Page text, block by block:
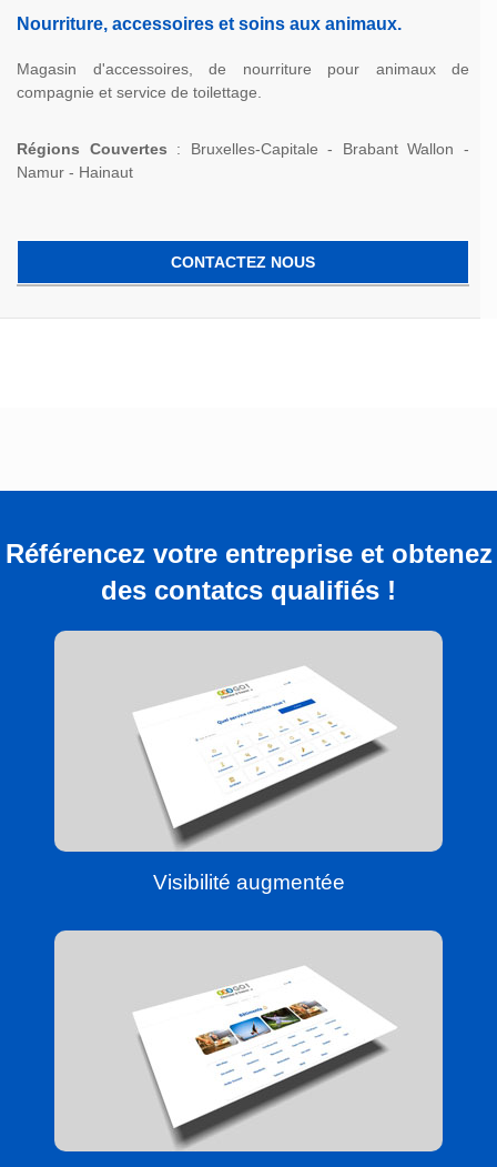
Nourriture, accessoires et soins aux animaux.
Magasin d'accessoires, de nourriture pour animaux de
compagnie et service de toilettage.
Régions Couvertes : Bruxelles-Capitale - Brabant Wallon -
Namur - Hainaut
CONTACTEZ NOUS
Référencez votre entreprise et obtenez
des contatcs qualifiés !
Visibilité augmentée